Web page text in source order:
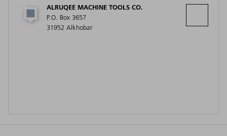
ALRUQEE MACHINE TOOLS CO.
P.O. Box 3657
31952 Alkhobar